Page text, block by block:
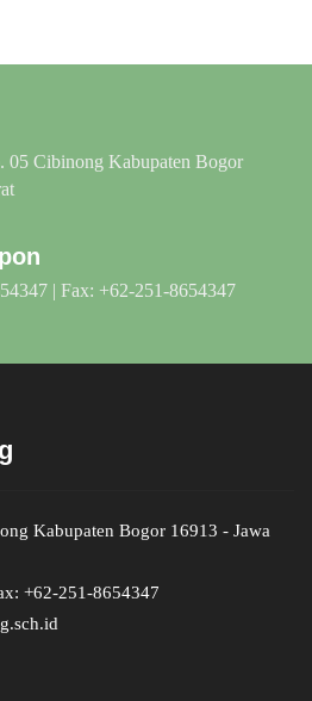
05 Cibinong Kabupaten Bogor
| Fax: +62-251-8654347
Kabupaten Bogor 16913 - Jawa
+62-251-8654347